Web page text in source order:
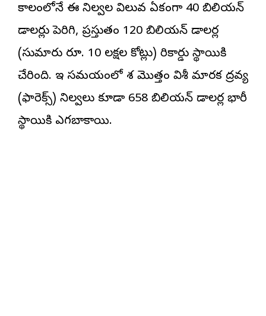
కాలంలోనే ఈ నిల్వల విలువ ఏకంగా 40 బిలియన్
డాలర్లు పెరిగి, ప్రస్తుతం 120 బిలియన్ డాలర్ల
(సుమారు రూ. 10 లక్షల కోట్లు) రికార్డు స్థాయికి
చేరింది. ఇదే సమయంలో దేశ మొత్తం విదేశీ మారక ద్రవ్య
(ఫారెక్స్) నిల్వలు కూడా 658 బిలియన్ డాలర్ల భారీ
స్థాయికి ఎగబాకాయి.